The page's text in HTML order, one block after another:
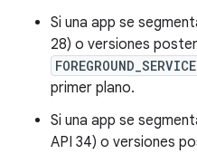
Si una app se
28) o versiones
FOREGROUND_SERVICE
primer plano.
Si una app se
API 34) o versiones